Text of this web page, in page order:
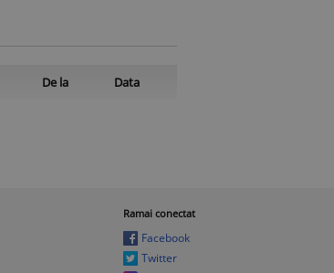
De la Data
Ramai conectat
Facebook
Twitter